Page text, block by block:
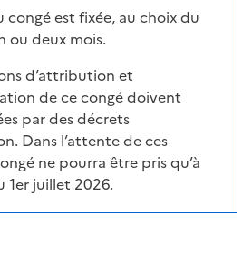
congé est fixée, au choix du
ou deux mois.
d’attribution et
de ce congé doivent
par des décrets
Dans l’attente de ces
ne pourra être pris qu’à
juillet 2026.